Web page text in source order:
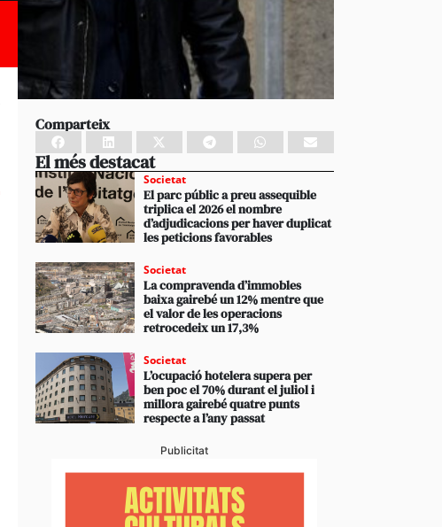
Comparteix
El més destacat
Societat
El parc públic a preu assequible
triplica el 2026 el nombre
d’adjudicacions per haver duplicat
les peticions favorables
Societat
La compravenda d’immobles
baixa gairebé un 12% mentre que
el valor de les operacions
retrocedeix un 17,3%
Societat
L’ocupació hotelera supera per
ben poc el 70% durant el juliol i
millora gairebé quatre punts
respecte a l’any passat
Publicitat